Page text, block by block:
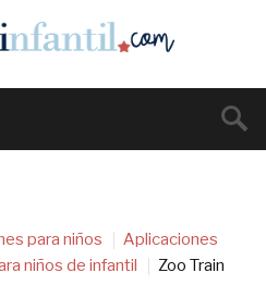
para niños
Aplicaciones
niños de infantil Zoo Train